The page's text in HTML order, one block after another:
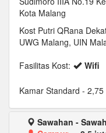
Kota Malang
Kost Putri QRana
UWG Malang, UIN
Fasilitas Kost:
Wifi
Kamar Standard - 2,75
Sawahan -